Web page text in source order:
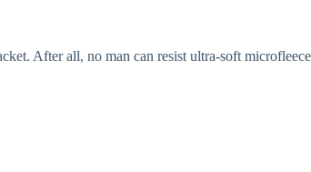
After all, no man can resist ultra-soft